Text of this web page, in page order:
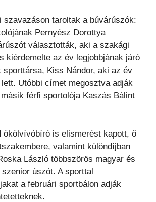
szavazáson taroltak a búvárúszók:
Pernyész Dorottya
választották, aki a szakági
kiérdemelte az év legjobbjának járó
Kiss Nándor, aki az év
Utóbbi címet megosztva adják
férfi sportolója Kaszás Bálint
ökölvívóbíró is elismerést kapott, ő
valamint különdíjban
László többszörös magyar és
úszót. A sporttal
a februári sportbálon adják